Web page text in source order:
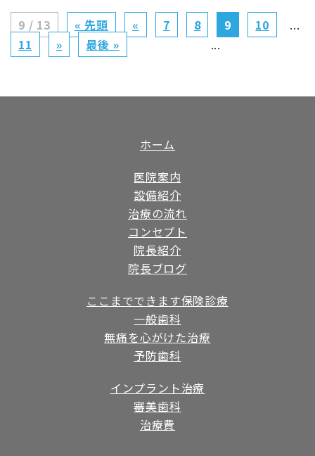
9 / 13
« 先頭 « ...
7 8 9
10
11
...
» 最後 »
ホーム
医院案内
設備紹介
治療の流れ
コンセプト
院長紹介
院長ブログ
ここまでできます保険診療
一般歯科
無痛を心がけた治療
予防歯科
インプラント治療
審美歯科
治療費